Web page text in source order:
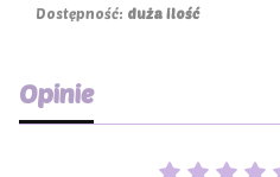
Dostępność: duża ilość
Opinie